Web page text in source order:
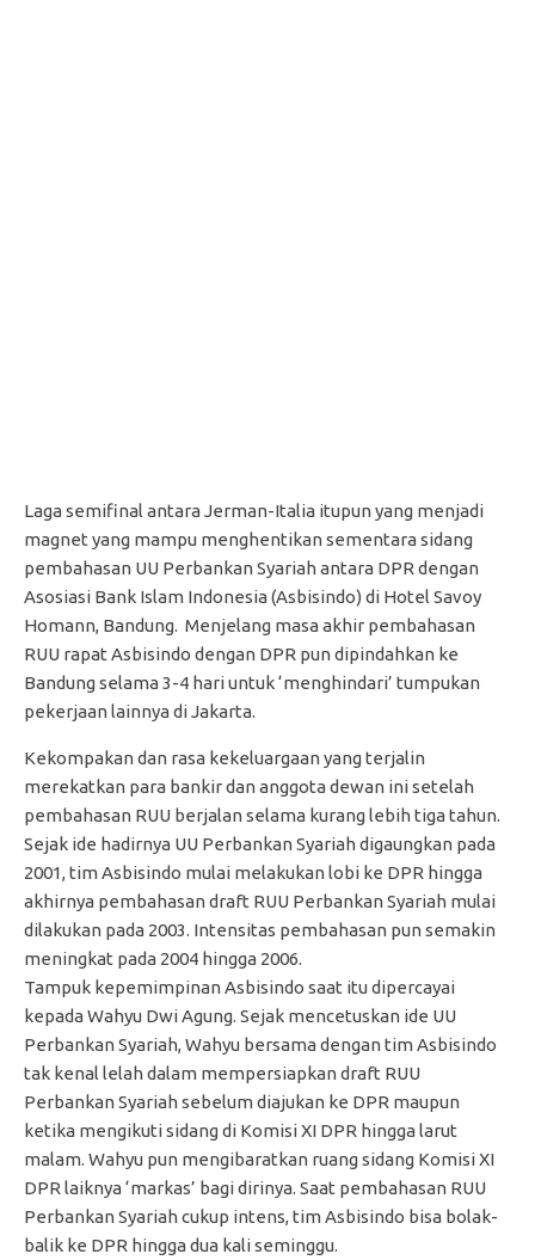
Laga semifinal antara Jerman-Italia itupun yang menjadi
magnet yang mampu menghentikan sementara sidang
pembahasan UU Perbankan Syariah antara DPR dengan
Asosiasi Bank Islam Indonesia (Asbisindo) di Hotel Savoy
Homann, Bandung. Menjelang masa akhir pembahasan
RUU rapat Asbisindo dengan DPR pun dipindahkan ke
Bandung selama 3-4 hari untuk ‘menghindari’ tumpukan
pekerjaan lainnya di Jakarta.
Kekompakan dan rasa kekeluargaan yang terjalin
merekatkan para bankir dan anggota dewan ini setelah
pembahasan RUU berjalan selama kurang lebih tiga tahun.
Sejak ide hadirnya UU Perbankan Syariah digaungkan pada
2001, tim Asbisindo mulai melakukan lobi ke DPR hingga
akhirnya pembahasan draft RUU Perbankan Syariah mulai
dilakukan pada 2003. Intensitas pembahasan pun semakin
meningkat pada 2004 hingga 2006.
Tampuk kepemimpinan Asbisindo saat itu dipercayai
kepada Wahyu Dwi Agung. Sejak mencetuskan ide UU
Perbankan Syariah, Wahyu bersama dengan tim Asbisindo
tak kenal lelah dalam mempersiapkan draft RUU
Perbankan Syariah sebelum diajukan ke DPR maupun
ketika mengikuti sidang di Komisi XI DPR hingga larut
malam. Wahyu pun mengibaratkan ruang sidang Komisi XI
DPR laiknya ‘markas’ bagi dirinya. Saat pembahasan RUU
Perbankan Syariah cukup intens, tim Asbisindo bisa bolak-
balik ke DPR hingga dua kali seminggu.